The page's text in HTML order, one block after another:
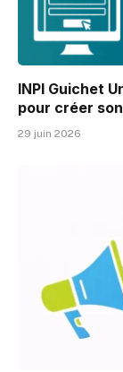
INPI Guichet
pour créer
29 juin 2026